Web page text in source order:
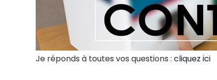
Je réponds à toutes vos questions : cliquez ici